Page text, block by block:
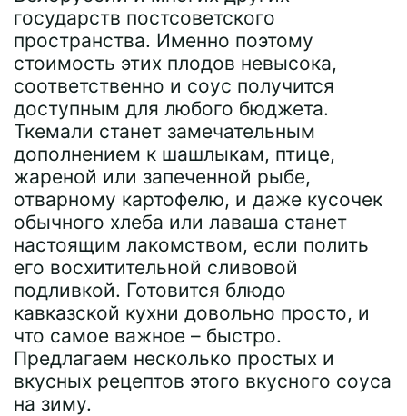
государств постсоветского
пространства. Именно поэтому
стоимость этих плодов невысока,
соответственно и соус получится
доступным для любого бюджета.
Ткемали станет замечательным
дополнением к шашлыкам, птице,
жареной или запеченной рыбе,
отварному картофелю, и даже кусочек
обычного хлеба или лаваша станет
настоящим лакомством, если полить
его восхитительной сливовой
подливкой. Готовится блюдо
кавказской кухни довольно просто, и
что самое важное – быстро.
Предлагаем несколько простых и
вкусных рецептов этого вкусного соуса
на зиму.